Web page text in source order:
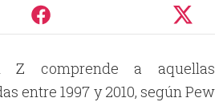
Z comprende a aquellas
entre 1997 y 2010, según Pew